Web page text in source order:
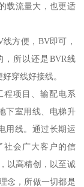
载流量大，也更适
方便，BV即可，
，所以还是BVR线
穿线好接线。
程项目、输配电系
下室用线、电梯升
用线。通过长期运
社会广大客户的信
以高精创，以至诚
念，所做一切都是